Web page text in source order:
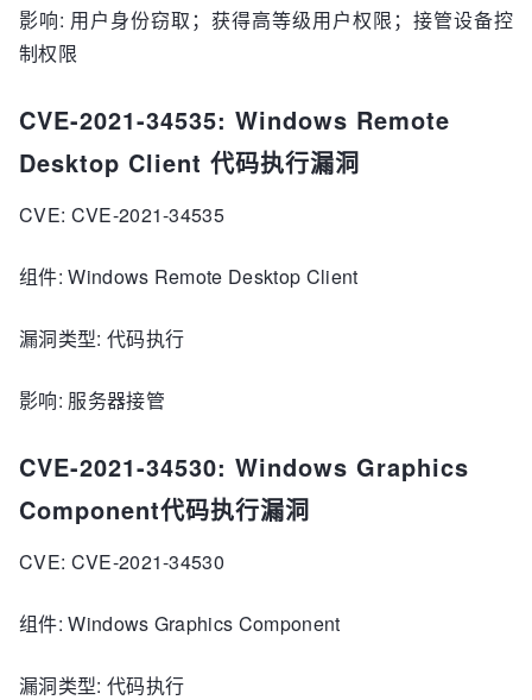
影响: 用户身份窃取；获得高等级用户权限；接管设备控
制权限
CVE-2021-34535: Windows Remote
Desktop Client 代码执行漏洞
CVE: CVE-2021-34535
组件: Windows Remote Desktop Client
漏洞类型: 代码执行
影响: 服务器接管
CVE-2021-34530: Windows Graphics
Component代码执行漏洞
CVE: CVE-2021-34530
组件: Windows Graphics Component
漏洞类型: 代码执行